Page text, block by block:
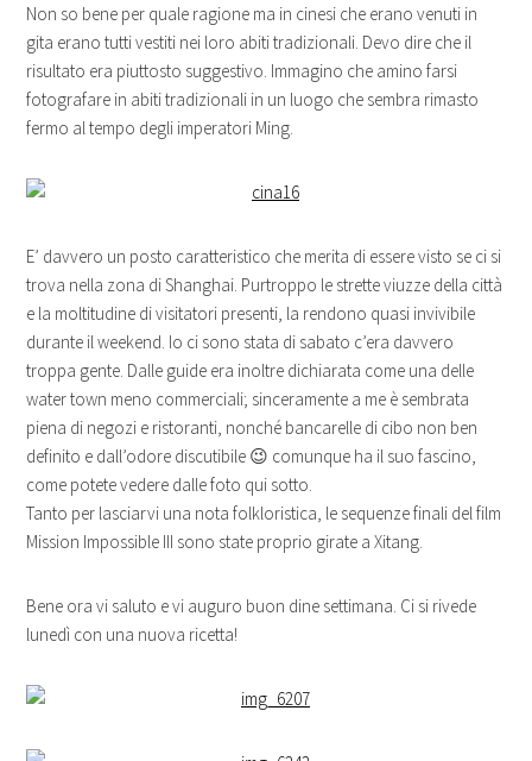
Non so bene per quale ragione ma in cinesi che erano venuti in
gita erano tutti vestiti nei loro abiti tradizionali. Devo dire che il
risultato era piuttosto suggestivo. Immagino che amino farsi
fotografare in abiti tradizionali in un luogo che sembra rimasto
fermo al tempo degli imperatori Ming.
E’ davvero un posto caratteristico che merita di essere visto se ci si
trova nella zona di Shanghai. Purtroppo le strette viuzze della città
e la moltitudine di visitatori presenti, la rendono quasi invivibile
durante il weekend. Io ci sono stata di sabato c’era davvero
troppa gente. Dalle guide era inoltre dichiarata come una delle
water town meno commerciali; sinceramente a me è sembrata
piena di negozi e ristoranti, nonché bancarelle di cibo non ben
definito e dall’odore discutibile 😉 comunque ha il suo fascino,
come potete vedere dalle foto qui sotto.
Tanto per lasciarvi una nota folkloristica, le sequenze finali del film
Mission Impossible III sono state proprio girate a Xitang.
Bene ora vi saluto e vi auguro buon dine settimana. Ci si rivede
lunedì con una nuova ricetta!